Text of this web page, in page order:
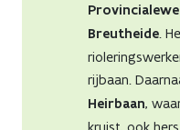
Breutheide.
rijbaan.
Heirbaan,